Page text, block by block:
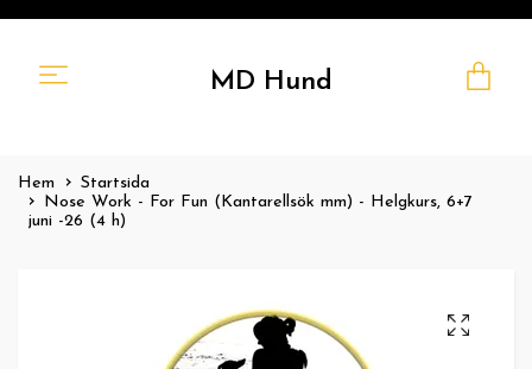
MD Hund
Hem
Startsida
Nose Work - For Fun (Kantarellsök mm) - Helgkurs, 6+7
juni -26 (4 h)